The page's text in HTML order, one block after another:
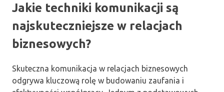
Jakie techniki komunikacji są
najskuteczniejsze w relacjach
biznesowych?
Skuteczna komunikacja w relacjach biznesowych
odgrywa kluczową rolę w budowaniu zaufania i